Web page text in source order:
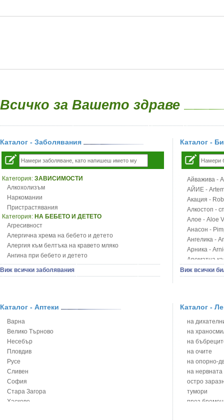
Всичко за Вашето здраве
Каталог - Заболявания
Категория: ЗАВИСИМОСТИ
Алкохолизъм
Наркомании
Пристрастявания
Категория: НА БЕБЕТО И ДЕТЕТО
Агресивност
Алергична хрема на бебето и детето
Алергия към белтъка на кравето мляко
Ангина при бебето и детето
Анемия при бебето и детето
Апетит - пълни деца
Бронхиална астма при бебето и детето
Варицела
Висока температура на бебето и детето
Възпаление на ушите на бебето и детето
Глисти
Грижа за пъпа на новороденото
Грип при бебето и детето
Гърч
Да отгледам и възпитам детето си
Виж всички заболявания
Каталог -
Айважива -
АЙИЕ -
Акация -
Алкостоп -
Алое - Aloe
Анасон -
Ангелика -
Арника -
Ароматна
Арония -
Блатен
Блян
Бобови
Божур -
Борови
Босилек -
Брей -
Брош -
Бръшлян -
Бряст -
Виж всички
Каталог - Аптеки
Варна
Велико Търново
Несебър
Пловдив
Русе
Сливен
София
Стара Загора
Хасково
Каталог -
на
на
на
на очите
на опорно-
на нервната
остро
тумори
през